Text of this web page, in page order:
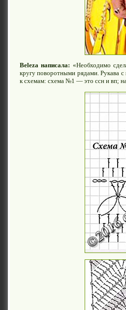
Beleza написала: «Необходимо
кругу поворотными рядами. Рукава
к схемам: схема №1 — это ссн и вп;